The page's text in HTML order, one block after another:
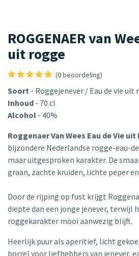
ROGGENAER van
uit rogge
(0 beoordeling)
Soort - Roggejenever / Eau de vie uit
Inhoud - 70 cl
Alcohol - 40%
Roggenaer Van Wees Eau de Vie
bijzondere Nederlandse rogge-eau-
maar uitgesproken karakter. De
graan, zachte kruiden, lichte peper
Door de rijping op fust krijgt
diepte dan een jonge jenever, terwijl
roggekarakter mooi aanwezig blijft.
Heerlijk puur als aperitief, licht
borrel voor liefhebbers van jenever,